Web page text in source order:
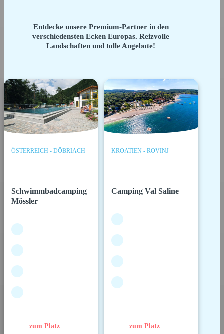
Entdecke unsere Premium-Partner in den
verschiedensten Ecken Europas. Reizvolle
Landschaften und tolle Angebote!
ÖSTERREICH - DÖBRIACH
Schwimmbadcamping
Mössler
zum Platz
KROATIEN - ROVINJ
Camping Val Saline
zum Platz